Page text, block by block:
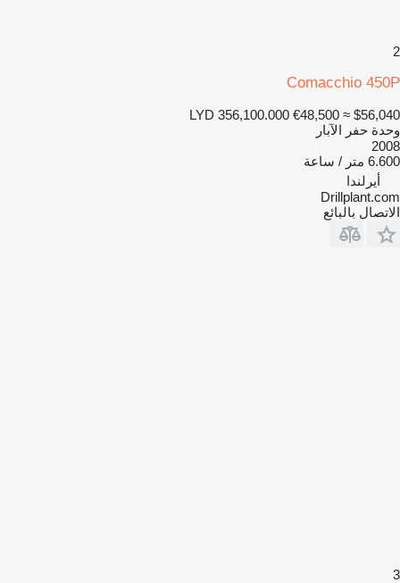
2
Comacchio 450P
LYD 356,100.000 €48,500 ≈ $56,040
وحدة حفر الآبار
2008
6.600 متر / ساعة
أيرلندا
Drillplant.com
الاتصال بالبائع
3